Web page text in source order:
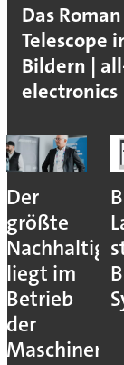
Das
Telescope
Bildern |
electronics
Der
größte
liegt im
Betrieb
der
Maschinen